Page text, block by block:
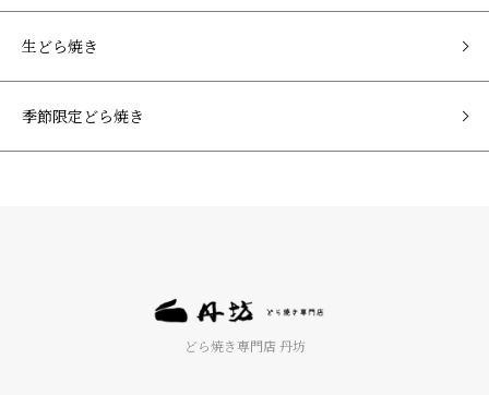
生どら焼き
季節限定どら焼き
どら焼き専門店 丹坊